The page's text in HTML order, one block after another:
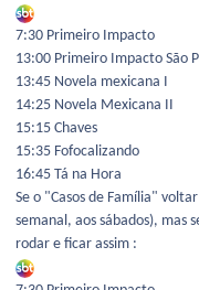
7:30 Primeiro Impacto
13:00 Primeiro Impacto São
13:45 Novela mexicana I
14:25 Novela Mexicana II
15:15 Chaves
15:35 Fofocalizando
16:45 Tá na Hora
Se o "Casos de Família"
semanal, aos sábados), mas
rodar e ficar assim :